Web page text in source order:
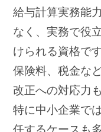
給与計算実務能
なく、実務で役
けられる資格で
保険料、税金な
改正への対応力
特に中小企業で
任するケースも